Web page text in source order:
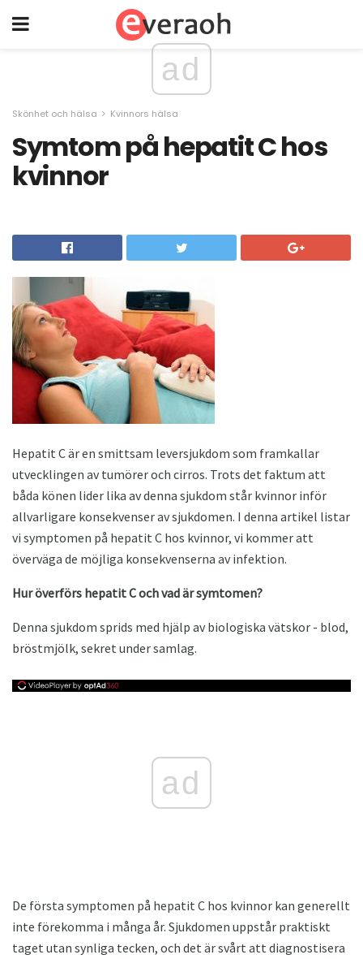
ad
Skönhet och hälsa Kvinnors hälsa
Symtom på hepatit C hos
kvinnor
Hepatit C är en smittsam leversjukdom som framkallar
utvecklingen av tumörer och cirros. Trots det faktum att
båda könen lider lika av denna sjukdom står kvinnor inför
allvarligare konsekvenser av sjukdomen. I denna artikel listar
vi symptomen på hepatit C hos kvinnor, vi kommer att
överväga de möjliga konsekvenserna av infektion.
Hur överförs hepatit C och vad är symtomen?
Denna sjukdom sprids med hjälp av biologiska vätskor - blod,
bröstmjölk, sekret under samlag.
ad
De första symptomen på hepatit C hos kvinnor kan generellt
inte förekomma i många år. Sjukdomen uppstår praktiskt
taget utan synliga tecken, och det är svårt att diagnostisera